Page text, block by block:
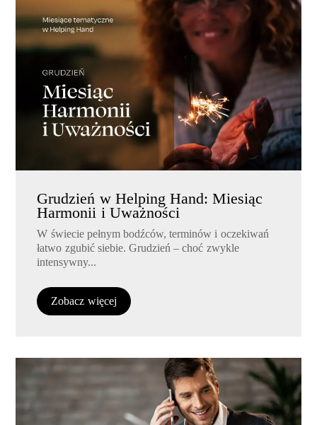
Grudzień w Helping Hand: Miesiąc
Harmonii i Uważności
W świecie pełnym bodźców, terminów i oczekiwań
łatwo zgubić siebie. Grudzień – choć zwykle
intensywny...
Zobacz więcej